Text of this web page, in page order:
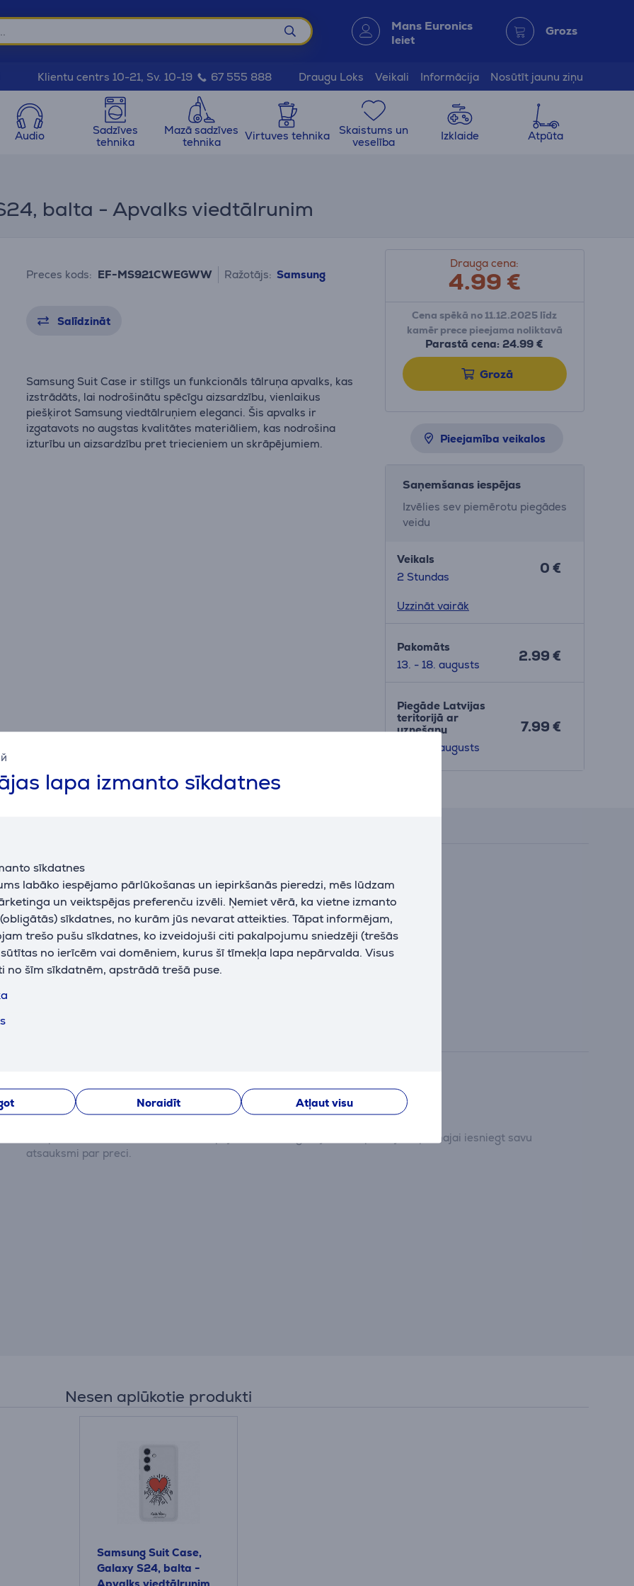
lapa izmanto sīkdatnes
sīkdatnes
labāko iespējamo pārlūkošanas un iepirkšanās pieredzi, mēs lūdzam
un veiktspējas preferenču izvēli. Ņemiet vērā, ka vietne izmanto
sīkdatnes, no kurām jūs nevarat atteikties. Tāpat informējam,
trešo pušu sīkdatnes, ko izveidojuši citi pakalpojumu sniedzēji (trešās
sūtītas no ierīcēm vai domēniem, kurus šī tīmekļa lapa nepārvalda. Visus
no šīm sīkdatnēm, apstrādā trešā puse.
Noraidīt Atļaut visu
Mans Euronics
Ieiet
Grozs
Klientu centrs 10-21, Sv. 10-19 67 555 888 Draugu Loks Veikali Informācija Nosūtīt jaunu ziņu
Audio
Sadzīves
tehnika
Mazā sadzīves
tehnika
Virtuves tehnika
Skaistums un
veselība
Izklaide Atpūta
balta - Apvalks viedtālrunim
Preces kods: EF-MS921CWEGWW Ražotājs: Samsung
Salīdzināt
Samsung Suit Case ir stilīgs un funkcionāls tālruņa apvalks, kas
izstrādāts, lai nodrošinātu spēcīgu aizsardzību, vienlaikus
piešķirot Samsung viedtālruņiem eleganci. Šis apvalks ir
izgatavots no augstas kvalitātes materiāliem, kas nodrošina
izturību un aizsardzību pret triecieniem un skrāpējumiem.
Drauga cena:
4.99€
Cena spēkā no 11.12.2025 līdz
kamēr prece pieejama noliktavā
Parastā cena: 24.99 €
Grozā
Pieejamība veikalos
Saņemšanas iespējas
Izvēlies sev piemērotu piegādes
veidu
Veikals
2 Stundas
0 €
Uzzināt vairāk
Pakomāts
13. - 18. augusts
2.99 €
Piegāde Latvijas
teritorijā ar
uznešanu
13. - 15. augusts
7.99 €
Vispārējais parametrs
ražotājs
Samsung
krāsa
balta
Pēc pirkuma veikšanas Jums būs iespēja dot savu ieguldījumu un pirmajam/pirmajai iesniegt savu
atsauksmi par preci.
Nesen aplūkotie produkti
Samsung Suit Case,
Galaxy S24, balta -